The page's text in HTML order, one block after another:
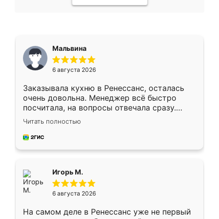
Мальвина
6 августа 2026
Заказывала кухню в Ренессанс, осталась
очень довольна. Менеджер всё быстро
посчитала, на вопросы отвечала сразу.
Замерщик приехал в субботу, подошёл к
делу со всей ответственностью. Собрали
за день, ребята работали аккуратно, даже
Читать полностью
Игорь М.
6 августа 2026
На самом деле в Ренессанс уже не первый